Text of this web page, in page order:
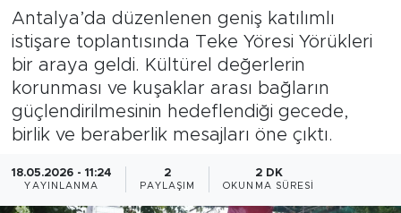
Antalya’da düzenlenen geniş katılımlı
istişare toplantısında Teke Yöresi Yörükleri
bir araya geldi. Kültürel değerlerin
korunması ve kuşaklar arası bağların
güçlendirilmesinin hedeflendiği gecede,
birlik ve beraberlik mesajları öne çıktı.
18.05.2026 - 11:24
YAYINLANMA
2
PAYLAŞIM
2 DK
OKUNMA SÜRESI